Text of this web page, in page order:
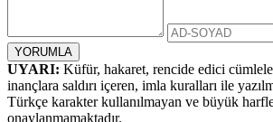
UYARI: Küfür, hakaret, rencide edici
inançlara saldırı içeren, imla kuralları ile
Türkçe karakter kullanılmayan ve büyük
onaylanmamaktadır.